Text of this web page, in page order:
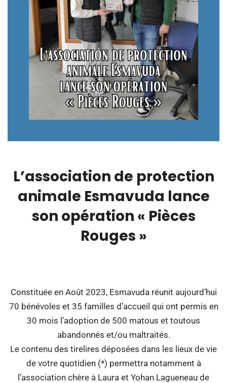
L’association de protection
animale Esmavuda lance
son opération « Pièces
Rouges »
Constituée en Août 2023, Esmavuda réunit aujourd’hui
70 bénévoles et 35 familles d’accueil qui ont permis en
30 mois l’adoption de 500 matous et toutous
abandonnés et/ou maltraités.
Le contenu des tirelires déposées dans les lieux de vie
de votre quotidien (*) permettra notamment à
l’association chère à Laura et Yohan Lagueneau de